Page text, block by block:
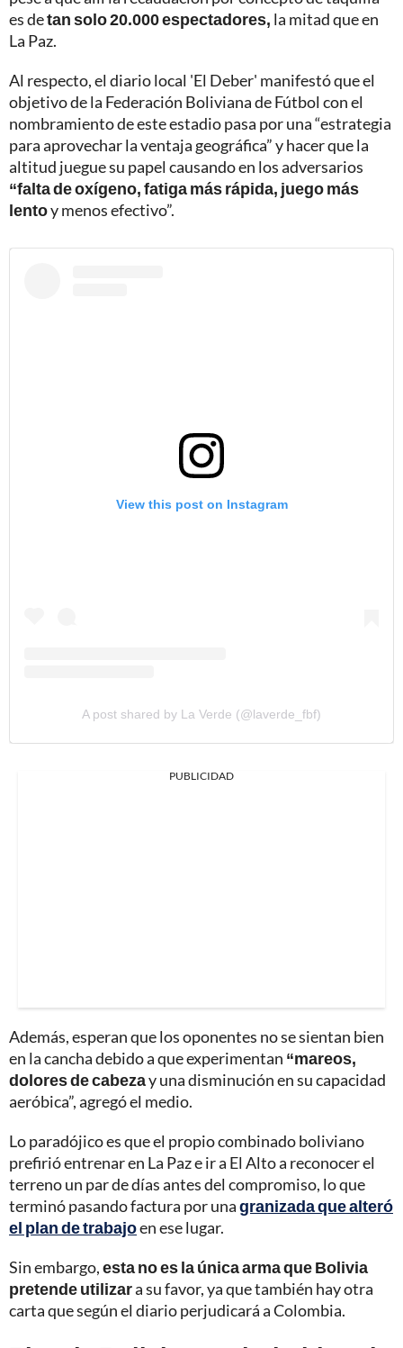
es detan solo 20.000 espectadores, la mitad que en
La Paz.
Al respecto, el diario local 'El Deber' manifestó que el
objetivo de la Federación Boliviana de Fútbol con el
nombramiento de este estadio pasa por una “estrategia
para aprovechar la ventaja geográfica” y hacer que la
altitud juegue su papel causando en los adversarios
“falta de oxígeno, fatiga más rápida, juego más
lentoy menos efectivo”.
View this post on Instagram
A post shared by La Verde (@laverde_fbf)
PUBLICIDAD
Además, esperan que los oponentes no se sientan bien
en la cancha debido a que experimentan “mareos,
dolores de cabezay una disminución en su capacidad
aeróbica”, agregó el medio.
Lo paradójico es que el propio combinado boliviano
prefirió entrenar en La Paz e ir a El Alto a reconocer el
terreno un par de días antes del compromiso, lo que
terminó pasando factura por unagranizada que alteró
el plan de trabajoen ese lugar.
Sin embargo,esta no es la única arma que Bolivia
pretende utilizara su favor, ya que también hay otra
carta que según el diario perjudicará a Colombia.